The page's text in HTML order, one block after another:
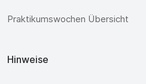
Praktikumswochen Übersicht
Hinweise